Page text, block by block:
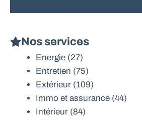
Nos services
Energie (27)
Entretien (75)
Extérieur (109)
Immo et assurance (44)
Intérieur (84)